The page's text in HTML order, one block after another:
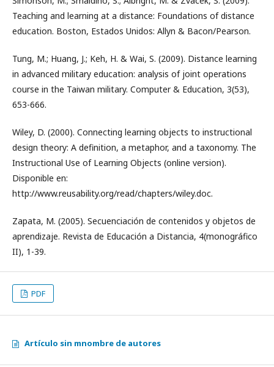
Teaching and learning at a distance: Foundations of distance
education. Boston, Estados Unidos: Allyn & Bacon/Pearson.
Tung, M.; Huang, J.; Keh, H. & Wai, S. (2009). Distance learning
in advanced military education: analysis of joint operations
course in the Taiwan military. Computer & Education, 3(53),
653-666.
Wiley, D. (2000). Connecting learning objects to instructional
design theory: A definition, a metaphor, and a taxonomy. The
Instructional Use of Learning Objects (online version).
Disponible en:
http://www.reusability.org/read/chapters/wiley.doc.
Zapata, M. (2005). Secuenciación de contenidos y objetos de
aprendizaje. Revista de Educación a Distancia, 4(monográfico
II), 1-39.
PDF
Artículo sin mnombre de autores